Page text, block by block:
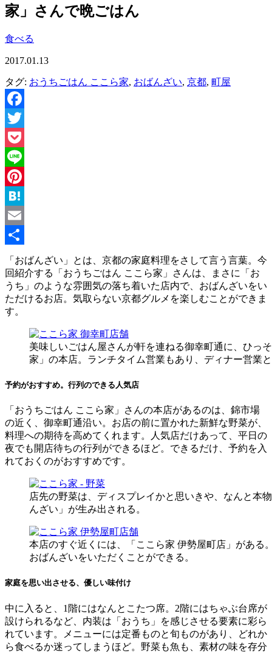
家」さんで晩ごはん
食べる
2017.01.13
タグ: おうちごはん ここら家, おばんざい, 京都, 町屋
Facebook
Twitter
Pocket
Line
Pinterest
Hatena
Email
共
有
「おばんざい」とは、京都の家庭料理をさして言う言葉。今
回紹介する「おうちごはん ここら家」さんは、まさに「お
うち」のような雰囲気の落ち着いた店内で、おばんざいをい
ただけるお店。気取らない京都グルメを楽しむことができま
す。
美味しいごはん屋さんが軒を連ねる御幸町通に、ひっ
家」の本店。ランチタイム営業もあり、ディナー営業
予約がおすすめ。行列のできる人気店
「おうちごはん ここら家」さんの本店があるのは、錦市場
の近く、御幸町通沿い。お店の前に置かれた新鮮な野菜が、
料理への期待を高めてくれます。人気店だけあって、平日の
夜でも開店待ちの行列ができるほど。できるだけ、予約を入
れておくのがおすすめです。
店先の野菜は、ディスプレイかと思いきや、なんと本
んざい」が生み出される。
本店のすぐ近くには、「ここら家 伊勢屋町店」がある
おばんざいをいただくことができる。
家庭を思い出させる、優しい味付け
中に入ると、1階にはなんとこたつ席。2階にはちゃぶ台席が
設けられるなど、内装は「おうち」を感じさせる要素に彩ら
れています。メニューには定番ものと旬ものがあり、どれか
ら食べるか迷ってしまうほど。野菜も魚も、素材の味を存分